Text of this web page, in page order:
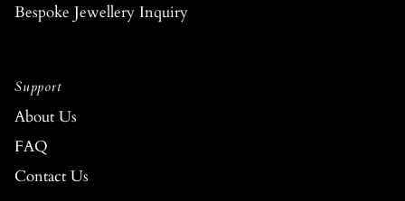
Bespoke Jewellery Inquiry
Support
About Us
FAQ
Contact Us